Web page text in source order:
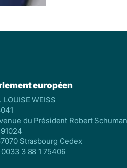
européen
LOUISE WEISS
du Président Robert Schuman
Strasbourg Cedex
3 88 1 75406